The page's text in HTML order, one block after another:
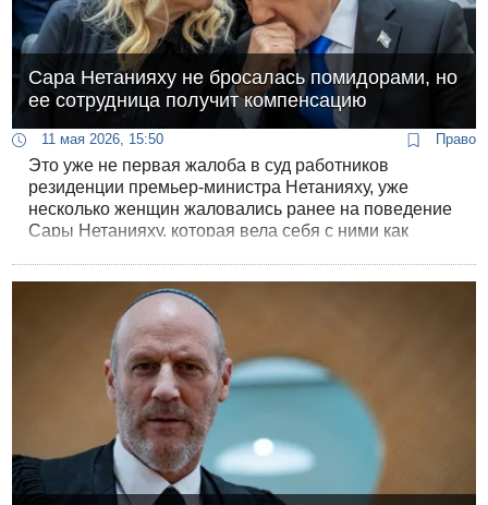
Сара Нетанияху не бросалась помидорами, но
ее сотрудница получит компенсацию
11 мая 2026, 15:50 Право
Это уже не первая жалоба в суд работников
резиденции премьер-министра Нетанияху, уже
несколько женщин жаловались ранее на поведение
Сары Нетанияху, которая вела себя с ними как